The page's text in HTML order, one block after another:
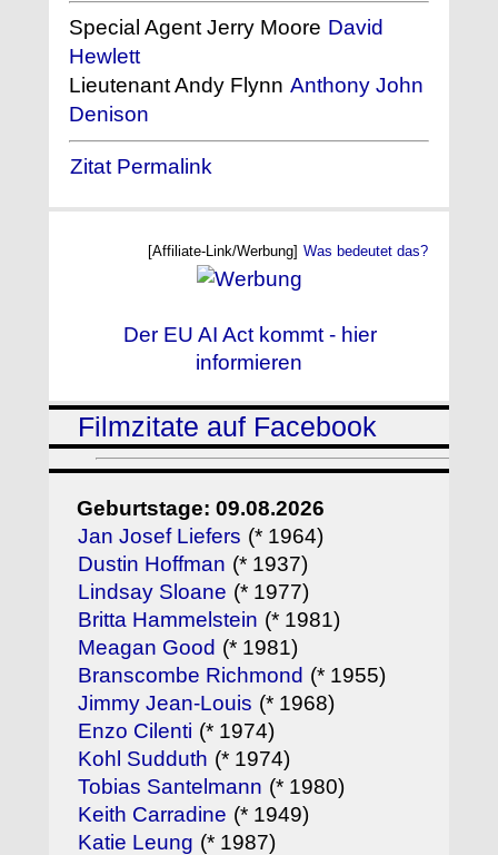
Special Agent Jerry Moore David
Hewlett
Lieutenant Andy Flynn Anthony John
Denison
Zitat Permalink
[Affiliate-Link/Werbung] Was bedeutet das?
Der EU AI Act kommt - hier
informieren
Filmzitate auf Facebook
Geburtstage: 09.08.2026
Jan Josef Liefers (* 1964)
Dustin Hoffman (* 1937)
Lindsay Sloane (* 1977)
Britta Hammelstein (* 1981)
Meagan Good (* 1981)
Branscombe Richmond (* 1955)
Jimmy Jean-Louis (* 1968)
Enzo Cilenti (* 1974)
Kohl Sudduth (* 1974)
Tobias Santelmann (* 1980)
Keith Carradine (* 1949)
Katie Leung (* 1987)